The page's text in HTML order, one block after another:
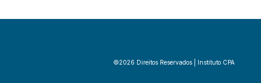
©2026 Direitos Reservados | Instituto CPA